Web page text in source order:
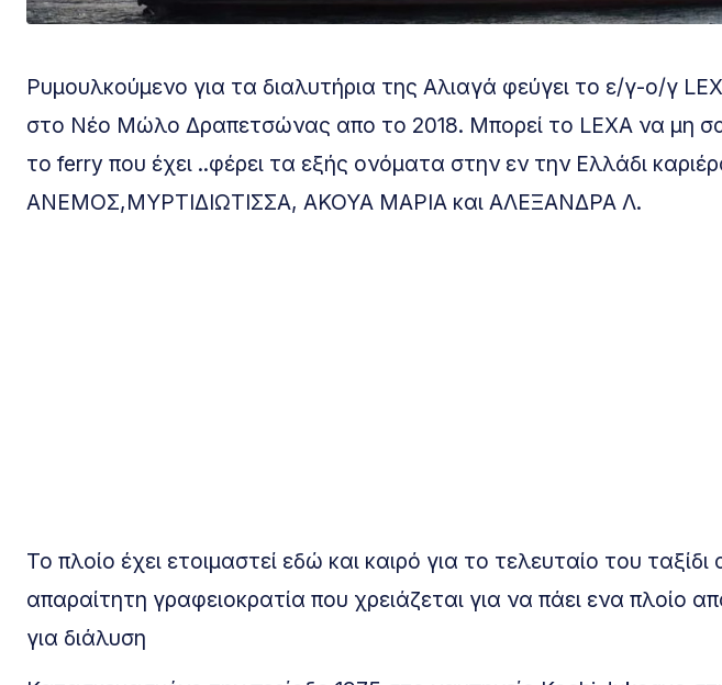
Ρυμουλκούμενο για τα διαλυτήρια της Αλιαγά φεύγει το ε/γ-ο/γ
στο Νέο Μώλο Δραπετσώνας απο το 2018. Μπορεί το LEXA να μη
το ferry που έχει ..φέρει τα εξής ονόματα στην εν την Ελλάδι
ΑΝΕΜΟΣ,ΜΥΡΤΙΔΙΩΤΙΣΣΑ, ΑΚΟΥΑ ΜΑΡΙΑ και ΑΛΕΞΑΝΔΡΑ Λ.
Το πλοίο έχει ετοιμαστεί εδώ και καιρό για το τελευταίο του
απαραίτητη γραφειοκρατία που χρειάζεται για να πάει ενα πλοίο
για διάλυση